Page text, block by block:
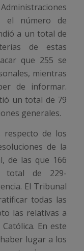
el número de
a un total de
de estas
que 255 se
mientras
de informar.
un total de 79
generales.
respecto de los
de la
de las que 166
total de 229-
El Tribunal
todas las
las relativas a
En este
lugar a los